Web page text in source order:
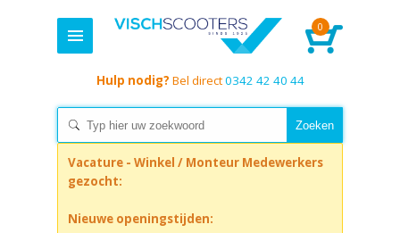
0
Hulp nodig? Bel direct0342 42 40 44
Vacature - Winkel / Monteur Medewerkers
gezocht:
Nieuwe openingstijden: